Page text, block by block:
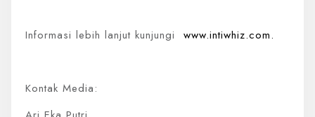
Informasi lebih lanjut kunjungi www.intiwhiz.com.
Kontak Media: